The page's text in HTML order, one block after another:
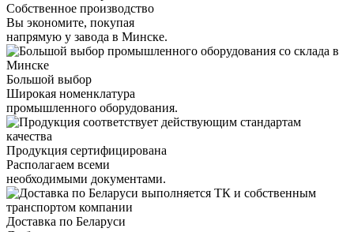
Собственное производство
Вы экономите, покупая
напрямую у завода в Минске.
Большой выбор
Широкая номенклатура
промышленного оборудования.
Продукция сертифицирована
Располагаем всеми
необходимыми документами.
Доставка по Беларуси